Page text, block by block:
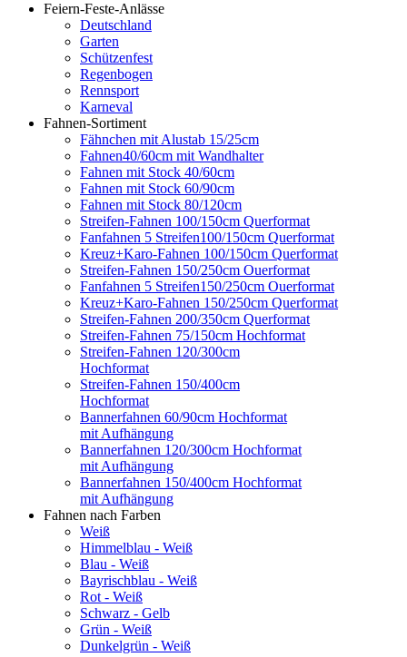
Feiern-Feste-Anlässe
Deutschland
Garten
Schützenfest
Regenbogen
Rennsport
Karneval
Fahnen-Sortiment
Fähnchen mit Alustab 15/25cm
Fahnen40/60cm mit Wandhalter
Fahnen mit Stock 40/60cm
Fahnen mit Stock 60/90cm
Fahnen mit Stock 80/120cm
Streifen-Fahnen 100/150cm Querformat
Fanfahnen 5 Streifen100/150cm Querformat
Kreuz+Karo-Fahnen 100/150cm Querformat
Streifen-Fahnen 150/250cm Ouerformat
Fanfahnen 5 Streifen150/250cm Ouerformat
Kreuz+Karo-Fahnen 150/250cm Querformat
Streifen-Fahnen 200/350cm Querformat
Streifen-Fahnen 75/150cm Hochformat
Streifen-Fahnen 120/300cm
Hochformat
Streifen-Fahnen 150/400cm
Hochformat
Bannerfahnen 60/90cm Hochformat
mit Aufhängung
Bannerfahnen 120/300cm Hochformat
mit Aufhängung
Bannerfahnen 150/400cm Hochformat
mit Aufhängung
Fahnen nach Farben
Weiß
Himmelblau - Weiß
Blau - Weiß
Bayrischblau - Weiß
Rot - Weiß
Schwarz - Gelb
Grün - Weiß
Dunkelgrün - Weiß